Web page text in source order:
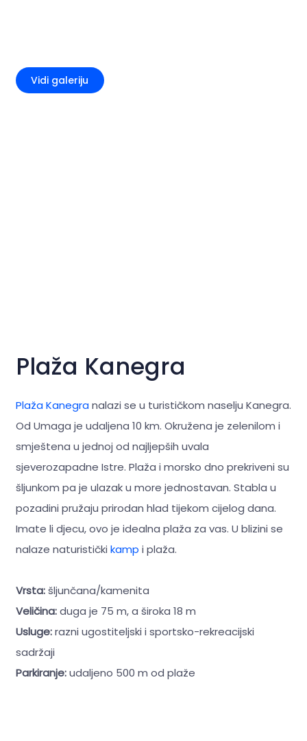
Vidi galeriju
Plaža Kanegra
Plaža Kanegranalazi se u turističkom naselju Kanegra.
Od Umaga je udaljena 10 km. Okružena je zelenilom i
smještena u jednoj od najljepših uvala
sjeverozapadne Istre. Plaža i morsko dno prekriveni su
šljunkom pa je ulazak u more jednostavan. Stabla u
pozadini pružaju prirodan hlad tijekom cijelog dana.
Imate li djecu, ovo je idealna plaža za vas. U blizini se
nalaze naturistički kamp i plaža.
Vrsta:šljunčana/kamenita
Veličina:duga je 75 m, a široka 18 m
Usluge:razni ugostiteljski i sportsko-rekreacijski
sadržaji
Parkiranje:udaljeno 500 m od plaže